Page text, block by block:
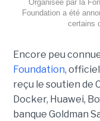
Organisée par la
Foundation a été
certains
Encore peu
Foundation,
reçu le soutien de
Docker, Huawei,
banque Goldman